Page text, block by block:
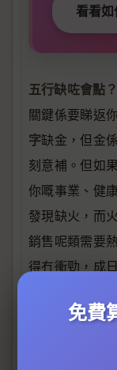
看看
五行缺咗會點？
關鍵係要睇返
字缺金，但金
刻意補。但如
你嘅事業、健
發現缺火，而
銷售呢類需要
得冇衝勁，成
物、調整風水
免費